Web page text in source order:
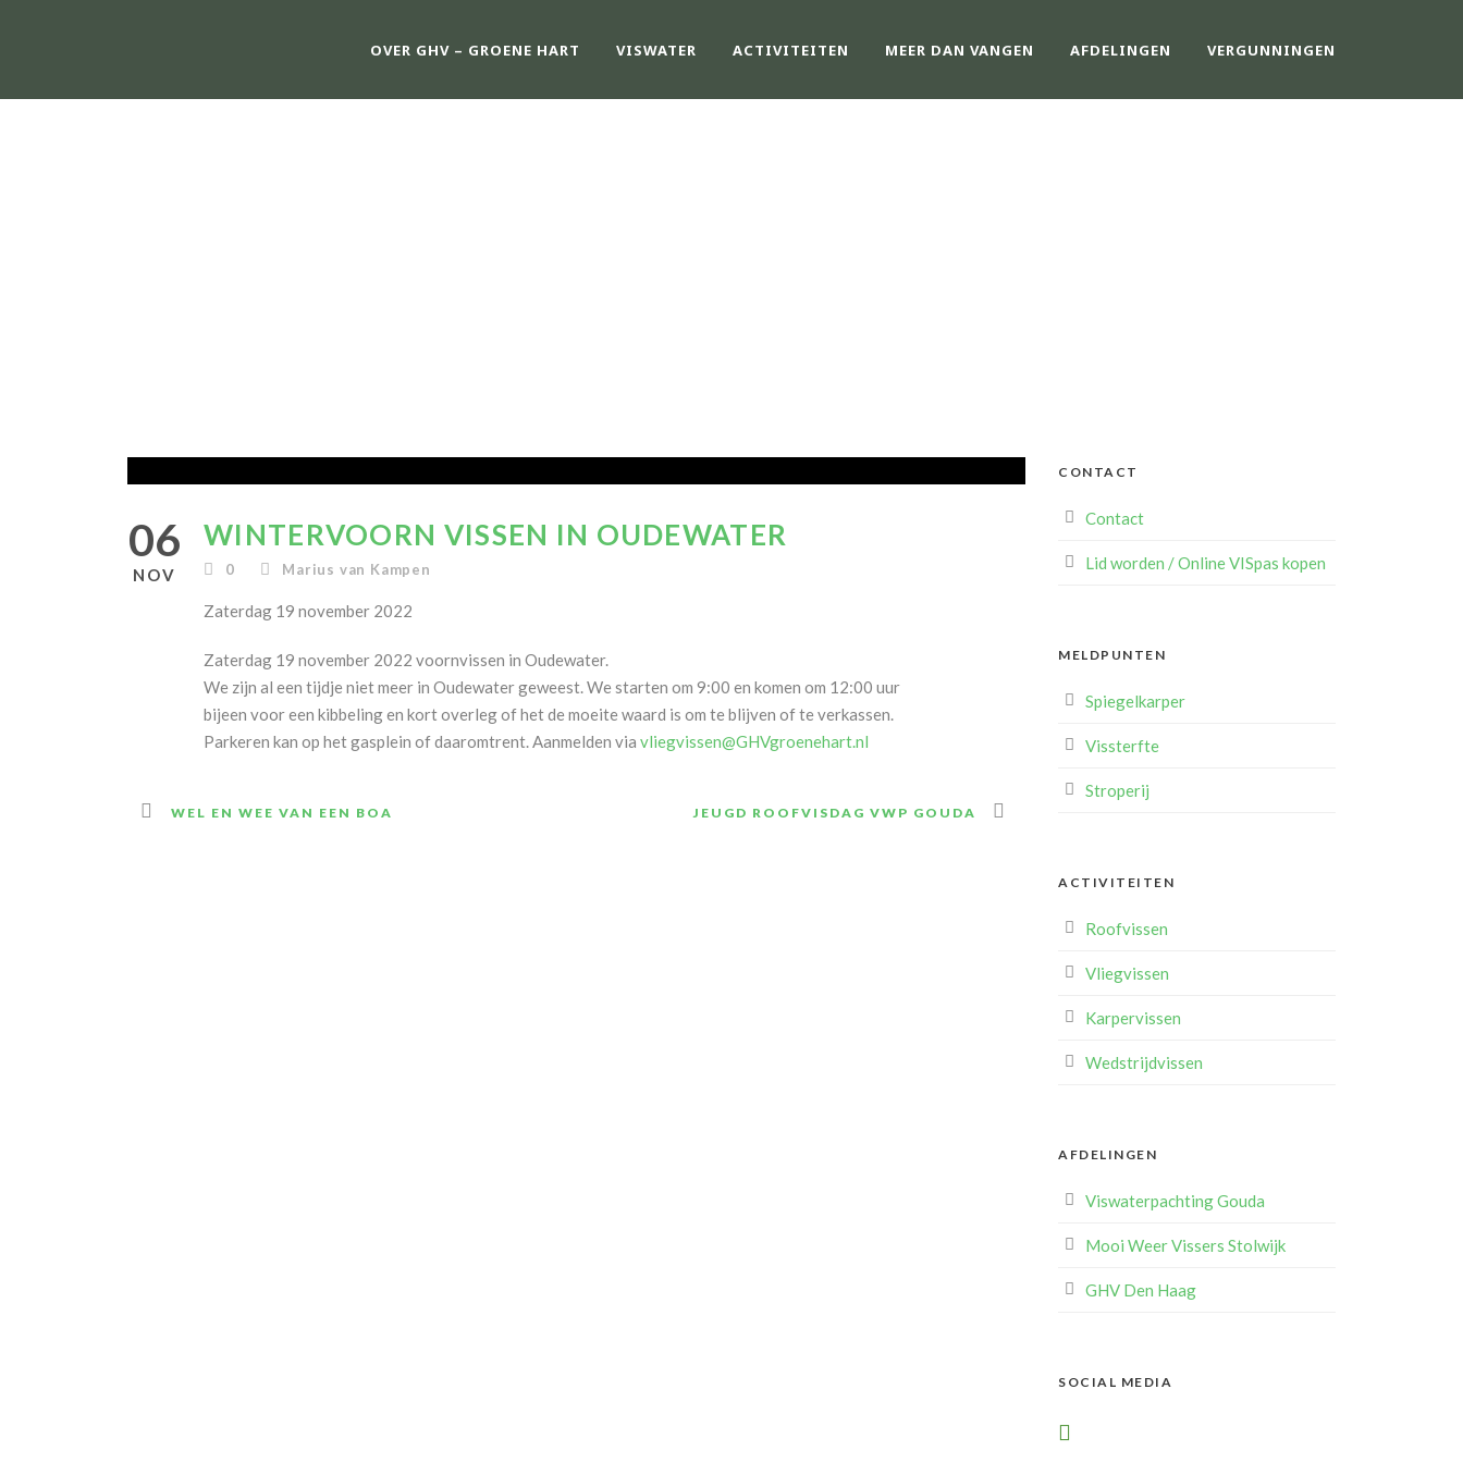
OVER GHV – GROENE HART VISWATER ACTIVITEITEN MEER DAN VANGEN AFDELINGEN VERGUNNINGEN
06
NOV
WINTERVOORN VISSEN IN OUDEWATER
0 Marius van Kampen
Zaterdag 19 november 2022
Zaterdag 19 november 2022 voornvissen in Oudewater.
We zijn al een tijdje niet meer in Oudewater geweest. We starten om 9:00 en komen om 12:00 uur
bijeen voor een kibbeling en kort overleg of het de moeite waard is om te blijven of te verkassen.
Parkeren kan op het gasplein of daaromtrent. Aanmelden via vliegvissen@GHVgroenehart.nl
WEL EN WEE VAN EEN BOA JEUGD ROOFVISDAG VWP GOUDA
CONTACT
Contact
Lid worden / Online VISpas kopen
MELDPUNTEN
Spiegelkarper
Vissterfte
Stroperij
ACTIVITEITEN
Roofvissen
Vliegvissen
Karpervissen
Wedstrijdvissen
AFDELINGEN
Viswaterpachting Gouda
Mooi Weer Vissers Stolwijk
GHV Den Haag
SOCIAL MEDIA